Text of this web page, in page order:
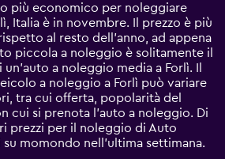
più economico per noleggiare
Italia è in novembre. Il prezzo è più
al resto dell'anno, ad appena
piccola a noleggio è solitamente il
a noleggio media a Forlì. Il
a noleggio a Forlì può variare
tra cui offerta, popolarità del
cui si prenota l'auto a noleggio. Di
prezzi per il noleggio di Auto
momondo nell'ultima settimana.